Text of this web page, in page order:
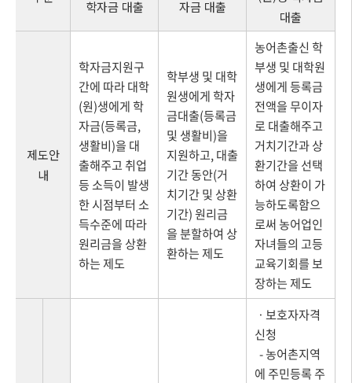
학자금 대출
자금 대출
대출
제도안
내
학자금지원구
간에 따라 대학
(원)생에게 학
자금(등록금,
생활비)을 대
출해주고 취업
등 소득이 발생
한 시점부터 소
득수준에 따라
원리금을 상환
하는 제도
학부생 및 대학
원생에게 학자
금대출(등록금
및 생활비)을
지원하고, 대출
기간 동안(거
치기간 및 상환
기간) 원리금
을 분할하여 상
환하는 제도
농어촌출신 학
부생 및 대학원
생에게 등록금
전액을 무이자
로 대출해주고
거치기간과 상
환기간을 선택
하여 상환이 가
능하도록함으
로써 농어업인
자녀들의 고등
교육기회를 보
장하는 제도
ㆍ보호자자격
신청
- 농어촌지역
에 주민등록 주